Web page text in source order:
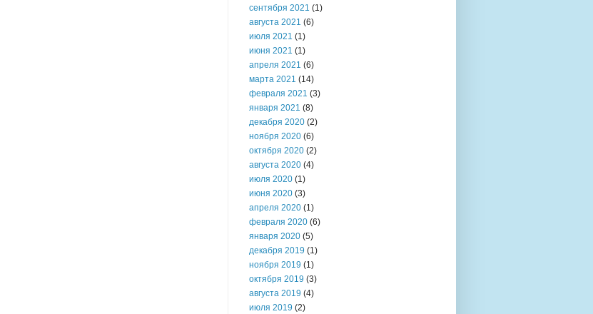
сентября 2021 (1)
августа 2021 (6)
июля 2021 (1)
июня 2021 (1)
апреля 2021 (6)
марта 2021 (14)
февраля 2021 (3)
января 2021 (8)
декабря 2020 (2)
ноября 2020 (6)
октября 2020 (2)
августа 2020 (4)
июля 2020 (1)
июня 2020 (3)
апреля 2020 (1)
февраля 2020 (6)
января 2020 (5)
декабря 2019 (1)
ноября 2019 (1)
октября 2019 (3)
августа 2019 (4)
июля 2019 (2)